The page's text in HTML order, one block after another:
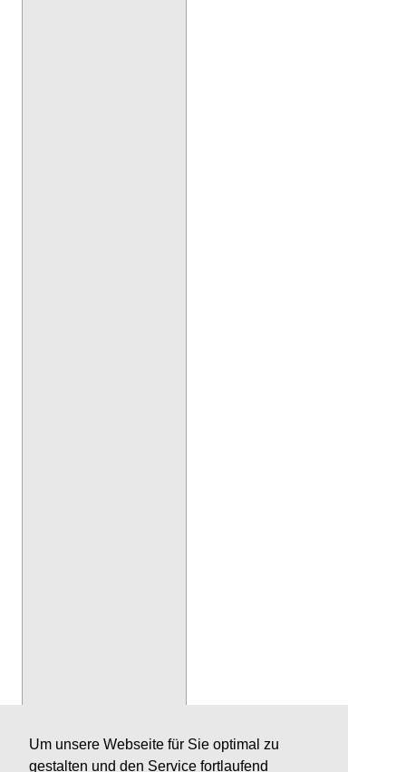
Um unsere Webseite für Sie optimal zu
gestalten und den Service fortlaufend